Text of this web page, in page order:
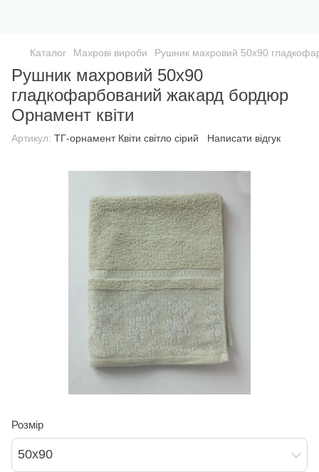
Каталог Махрові вироби Рушник махровий 50х90
Рушник махровий 50х90
гладкофарбований жакард бордюр
Орнамент квіти
Артикул: ТГ-орнамент Квіти світло сірий Написати відгук
Розмір
50х90